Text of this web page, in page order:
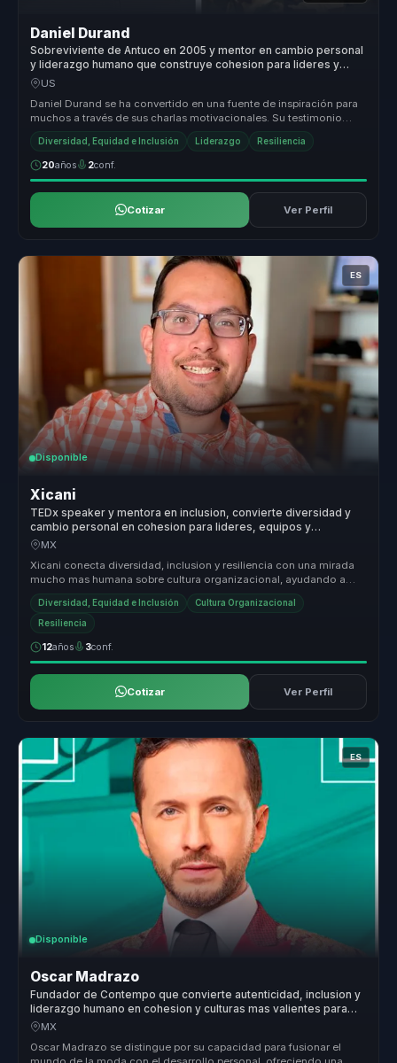
Daniel Durand
Sobreviviente de Antuco en 2005 y mentor en cambio personal
y liderazgo humano que construye cohesion para lideres y
equipos.
US
Daniel Durand se ha convertido en una fuente de inspiración para
muchos a través de sus charlas motivacionales. Su testimonio
sobre la tr...
Diversidad, Equidad e Inclusión Liderazgo Resiliencia
20años 2conf.
Cotizar Ver Perfil
ES
Disponible
Xicani
TEDx speaker y mentora en inclusion, convierte diversidad y
cambio personal en cohesion para lideres, equipos y
organizaciones.
MX
Xicani conecta diversidad, inclusion y resiliencia con una mirada
mucho mas humana sobre cultura organizacional, ayudando a
que las empre...
Diversidad, Equidad e Inclusión Cultura Organizacional
Resiliencia
12años 3conf.
Cotizar Ver Perfil
ES
Disponible
Oscar Madrazo
Fundador de Contempo que convierte autenticidad, inclusion y
liderazgo humano en cohesion y culturas mas valientes para
empresas y equipos.
MX
Oscar Madrazo se distingue por su capacidad para fusionar el